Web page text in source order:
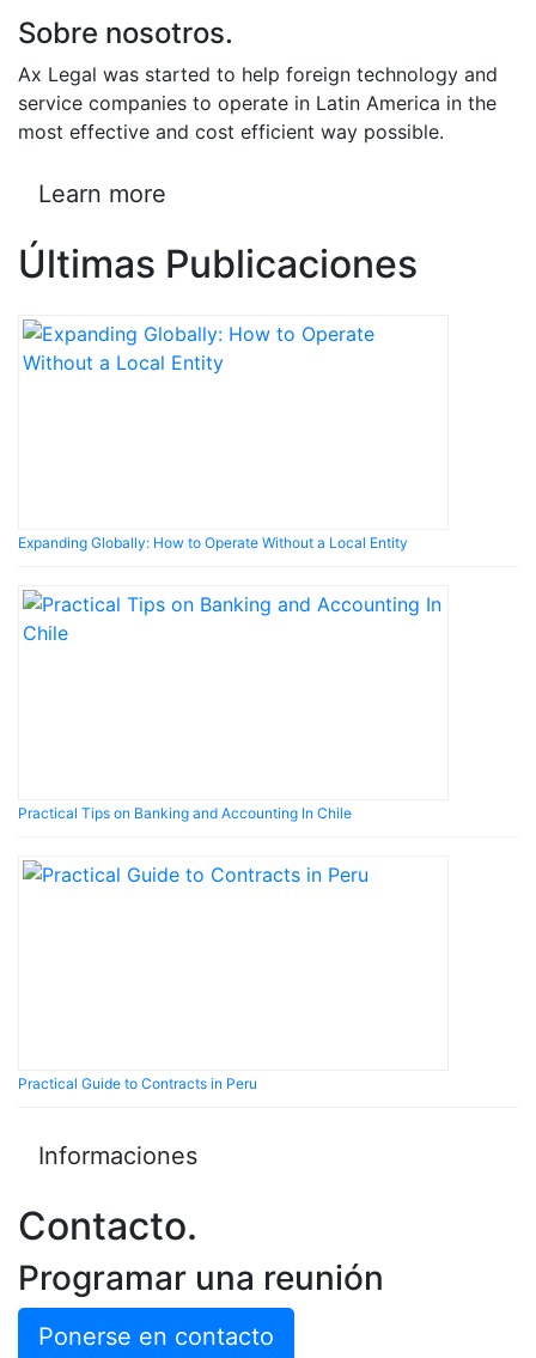
Sobre nosotros.
Ax Legal was started to help foreign technology and
service companies to operate in Latin America in the
most effective and cost efficient way possible.
Learn more
Últimas Publicaciones
Expanding Globally: How to Operate Without a Local Entity
Practical Tips on Banking and Accounting In Chile
Practical Guide to Contracts in Peru
Informaciones
Contacto.
Programar una reunión
Ponerse en contacto